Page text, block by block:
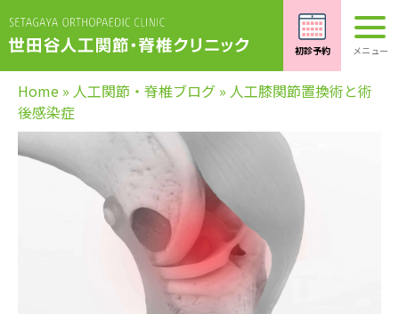
Home » 人工関節・脊椎ブログ » 人工膝関節置換術と術
後感染症